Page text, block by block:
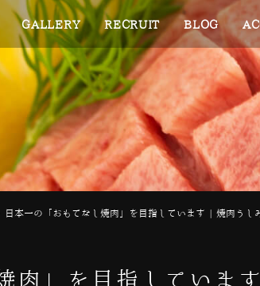
GALLERY RECRUIT BLOG
日本一の「おもてなし焼肉」を目指しています | 焼肉うし
肉」を目指していま